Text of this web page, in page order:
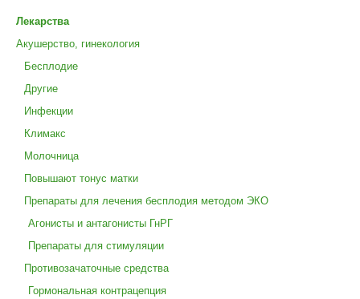
Лекарства
Акушерство, гинекология
Бесплодие
Другие
Инфекции
Климакс
Молочница
Повышают тонус матки
Препараты для лечения бесплодия методом ЭКО
Агонисты и антагонисты ГнРГ
Препараты для стимуляции
Противозачаточные средства
Гормональная контрацепция